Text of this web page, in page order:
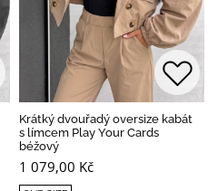
Krátký dvouřadý oversize kabát
s límcem Play Your Cards
béžový
1 079,00 Kč